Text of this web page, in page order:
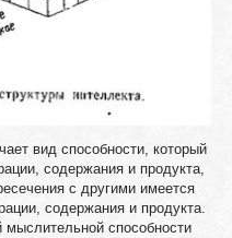
вид способности, который
содержания и продукта,
с другими имеется
содержания и продукта.
способности